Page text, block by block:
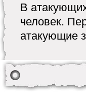
В
человек.
атакующие